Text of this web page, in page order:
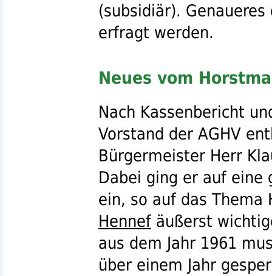
(subsidiär).
erfragt werden.
Neues vom
Nach Kassenbericht
Vorstand der AGHV
Bürgermeister Herr
Dabei ging er auf eine
ein, so auf das Thema
Hennef äußerst
aus dem Jahr 1961
über einem Jahr